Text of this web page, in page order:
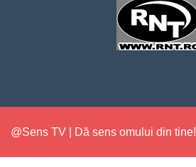
@Sens TV | Dă sens omului din tine!